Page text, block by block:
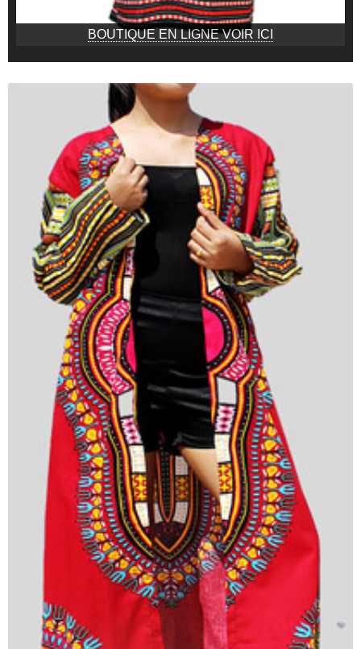
BOUTIQUE EN LIGNE VOIR ICI